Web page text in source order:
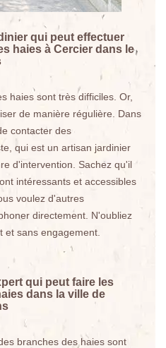
qui peut effectuer
haies à Cercier dans le
haies sont très difficiles. Or,
de manière régulière. Dans
contacter des
qui est un artisan jardinier
d'intervention. Sachez qu'il
intéressants et accessibles
voulez d'autres
directement. N'oubliez
et sans engagement.
qui peut faire les
dans la ville de
branches des haies sont